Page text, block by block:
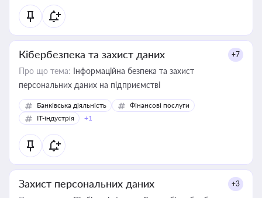
Кібербезпека та захист даних +7
Про що тема: Інформаційна безпека та захист
персональних даних на підприємстві
Банківська діяльність
Фінансові послуги
IT-індустрія
+1
Захист персональних даних +3